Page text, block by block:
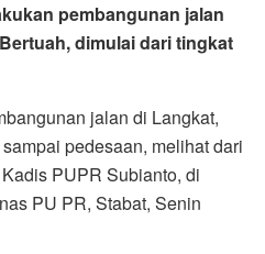
pembangunan jalan
dimulai dari tingkat
jalan di Langkat,
pedesaan, melihat dari
PUPR Subianto, di
PU PR, Stabat, Senin